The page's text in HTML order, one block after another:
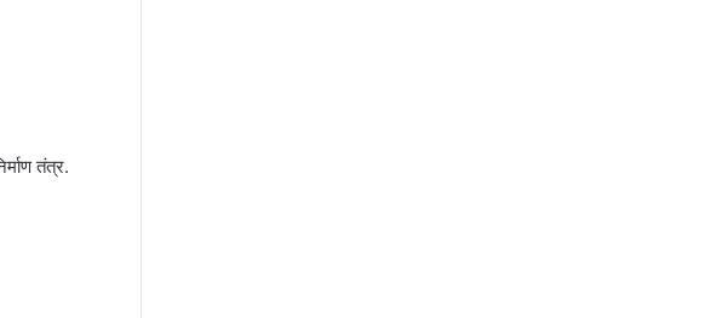
तंत्र.